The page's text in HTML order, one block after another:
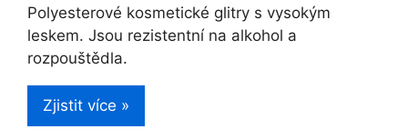
Polyesterové kosmetické glitry s vysokým
leskem. Jsou rezistentní na alkohol a
rozpouštědla.
Zjistit více »